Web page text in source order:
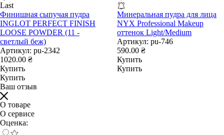
Last
Финишная сыпучая пудра
INGLOT PERFECT FINISH
LOOSE POWDER (11 -
светлый беж)
Артикул: pu-2342
1020.00 ₴
Купить
Купить
Минеральная пудра для лица
NYX Professional Makeup
оттенок Light/Medium
Артикул: pu-746
590.00 ₴
Купить
Купить
Ваш отзыв
О товаре
О сервисе
Оценка: